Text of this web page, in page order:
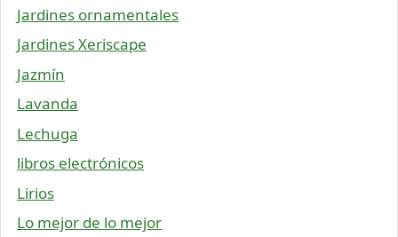
Jardines ornamentales
Jardines Xeriscape
Jazmín
Lavanda
Lechuga
libros electrónicos
Lirios
Lo mejor de lo mejor